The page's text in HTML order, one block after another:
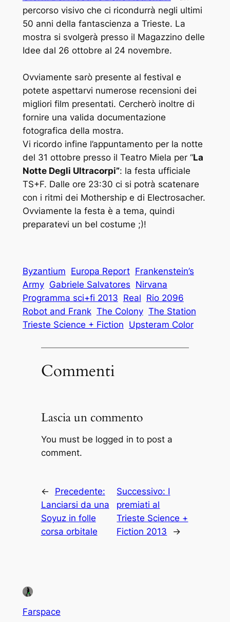
percorso visivo che ci ricondurrà negli ultimi
50 anni della fantascienza a Trieste. La
mostra si svolgerà presso il Magazzino delle
Idee dal 26 ottobre al 24 novembre.
Ovviamente sarò presente al festival e
potete aspettarvi numerose recensioni dei
migliori film presentati. Cercherò inoltre di
fornire una valida documentazione
fotografica della mostra.
Vi ricordo infine l’appuntamento per la notte
del 31 ottobre presso il Teatro Miela per “La
Notte Degli Ultracorpi”: la festa ufficiale
TS+F. Dalle ore 23:30 ci si potrà scatenare
con i ritmi dei Mothership e di Electrosacher.
Ovviamente la festa è a tema, quindi
preparatevi un bel costume ;)!
Byzantium Europa Report Frankenstein’s
Army Gabriele Salvatores Nirvana
Programma sci+fi 2013 Real Rio 2096
Robot and Frank The Colony The Station
Trieste Science + Fiction Upsteram Color
Commenti
Lascia un commento
You must be logged in to post a
comment.
←
Precedente:
Lanciarsi da una
Soyuz in folle
corsa orbitale
Successivo: I
premiati al
Trieste Science +
Fiction 2013
→
Farspace